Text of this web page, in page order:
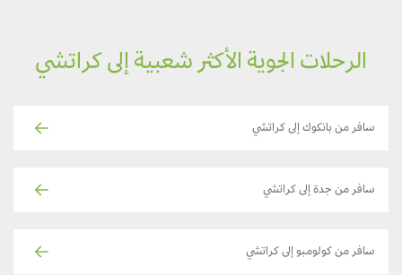
الرحلات الجوية الأكثر شعبية إلى كراتشي
سافر من بانكوك إلى كراتشي
سافر من جدة إلى كراتشي
سافر من كولومبو إلى كراتشي